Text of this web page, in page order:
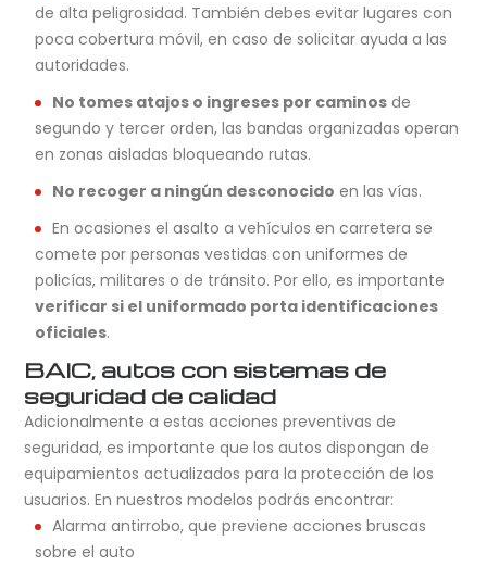
de alta peligrosidad. También debes evitar lugares con
poca cobertura móvil, en caso de solicitar ayuda a las
autoridades.
No tomes atajos o ingreses por caminos de
segundo y tercer orden, las bandas organizadas operan
en zonas aisladas bloqueando rutas.
No recoger a ningún desconocido en las vías.
En ocasiones el asalto a vehículos en carretera se
comete por personas vestidas con uniformes de
policías, militares o de tránsito. Por ello, es importante
verificar si el uniformado porta identificaciones
oficiales.
BAIC, autos con sistemas de
seguridad de calidad
Adicionalmente a estas acciones preventivas de
seguridad, es importante que los autos dispongan de
equipamientos actualizados para la protección de los
usuarios. En nuestros modelos podrás encontrar:
Alarma antirrobo, que previene acciones bruscas
sobre el auto